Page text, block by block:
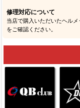
修理対応について
当店で購入いただいたヘル
をご確認ください。